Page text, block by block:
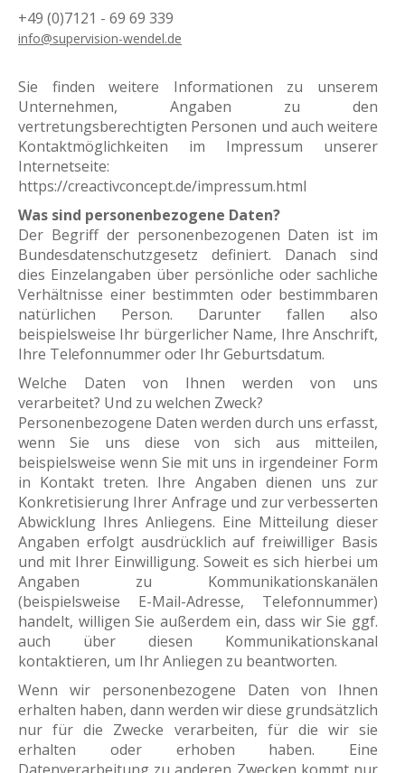
+49 (0)7121 - 69 69 339
info@supervision-wendel.de
Sie finden weitere Informationen zu unserem
Unternehmen, Angaben zu den
vertretungsberechtigten Personen und auch weitere
Kontaktmöglichkeiten im Impressum unserer
Internetseite:
https://creactivconcept.de/impressum.html
Was sind personenbezogene Daten?
Der Begriff der personenbezogenen Daten ist im
Bundesdatenschutzgesetz definiert. Danach sind
dies Einzelangaben über persönliche oder sachliche
Verhältnisse einer bestimmten oder bestimmbaren
natürlichen Person. Darunter fallen also
beispielsweise Ihr bürgerlicher Name, Ihre Anschrift,
Ihre Telefonnummer oder Ihr Geburtsdatum.
Welche Daten von Ihnen werden von uns
verarbeitet? Und zu welchen Zweck?
Personenbezogene Daten werden durch uns erfasst,
wenn Sie uns diese von sich aus mitteilen,
beispielsweise wenn Sie mit uns in irgendeiner Form
in Kontakt treten. Ihre Angaben dienen uns zur
Konkretisierung Ihrer Anfrage und zur verbesserten
Abwicklung Ihres Anliegens. Eine Mitteilung dieser
Angaben erfolgt ausdrücklich auf freiwilliger Basis
und mit Ihrer Einwilligung. Soweit es sich hierbei um
Angaben zu Kommunikationskanälen
(beispielsweise E-Mail-Adresse, Telefonnummer)
handelt, willigen Sie außerdem ein, dass wir Sie ggf.
auch über diesen Kommunikationskanal
kontaktieren, um Ihr Anliegen zu beantworten.
Wenn wir personenbezogene Daten von Ihnen
erhalten haben, dann werden wir diese grundsätzlich
nur für die Zwecke verarbeiten, für die wir sie
erhalten oder erhoben haben. Eine